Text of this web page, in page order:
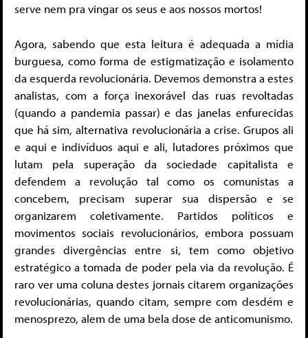
serve nem pra vingar os seus e aos nossos mortos!
Agora, sabendo que esta leitura é adequada a mídia
burguesa, como forma de estigmatização e isolamento
da esquerda revolucionária. Devemos demonstra a estes
analistas, com a força inexorável das ruas revoltadas
(quando a pandemia passar) e das janelas enfurecidas
que há sim, alternativa revolucionária a crise. Grupos ali
e aqui e indivíduos aqui e ali, lutadores próximos que
lutam pela superação da sociedade capitalista e
defendem a revolução tal como os comunistas a
concebem, precisam superar sua dispersão e se
organizarem coletivamente. Partidos políticos e
movimentos sociais revolucionários, embora possuam
grandes divergências entre si, tem como objetivo
estratégico a tomada de poder pela via da revolução. É
raro ver uma coluna destes jornais citarem organizações
revolucionárias, quando citam, sempre com desdém e
menosprezo, alem de uma bela dose de anticomunismo.